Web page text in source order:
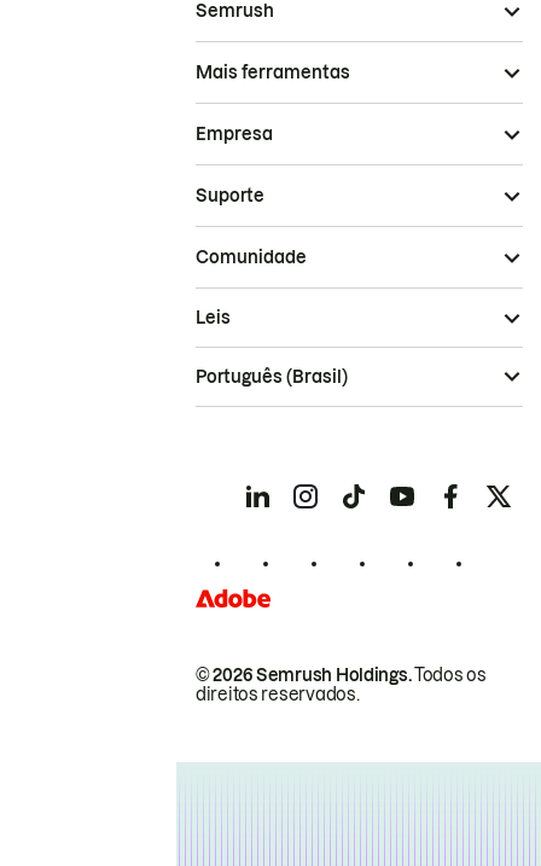
Semrush
Mais ferramentas
Empresa
Suporte
Comunidade
© 2026 Semrush Holdings.Todos os
direitos reservados.
Leis
Português (Brasil)